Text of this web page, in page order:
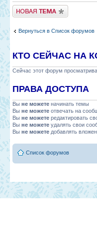
Новая тема
Вернуться в Список форумов
КТО СЕЙЧАС НА
Сейчас этот форум
ПРАВА ДОСТУПА
Вы не можете начинать темы
Вы не можете отвечать на
Вы не можете редактировать
Вы не можете удалять свои
Вы не можете добавлять
Список форумов